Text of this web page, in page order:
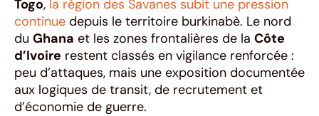
Togo, la région des Savanes subit une pression
continue depuis le territoire burkinabè. Le nord
du Ghana et les zones frontalières de la Côte
d’Ivoire restent classés en vigilance renforcée :
peu d’attaques, mais une exposition documentée
aux logiques de transit, de recrutement et
d’économie de guerre.